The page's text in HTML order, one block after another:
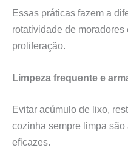
Essas práticas fazem a
rotatividade de moradores
proliferação.
Limpeza frequente e
Evitar acúmulo de lixo,
cozinha sempre limpa
eficazes.